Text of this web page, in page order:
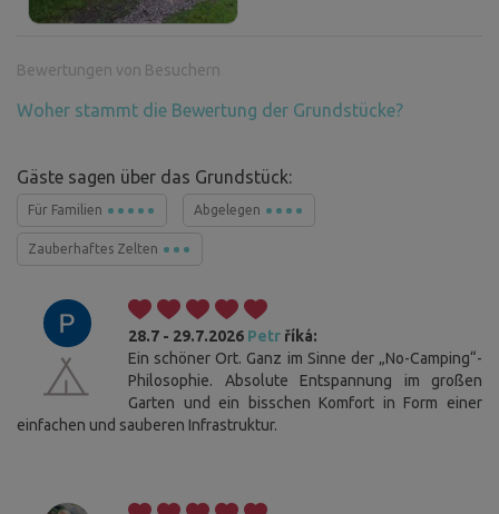
Bewertungen von Besuchern
Woher stammt die Bewertung der Grundstücke?
Gäste sagen über das Grundstück:
Für Familien Abgelegen
Zauberhaftes Zelten
28.7 - 29.7.2026 Petr říká:
Ein schöner Ort. Ganz im Sinne der „No-Camping“-
Philosophie. Absolute Entspannung im großen
Garten und ein bisschen Komfort in Form einer
einfachen und sauberen Infrastruktur.